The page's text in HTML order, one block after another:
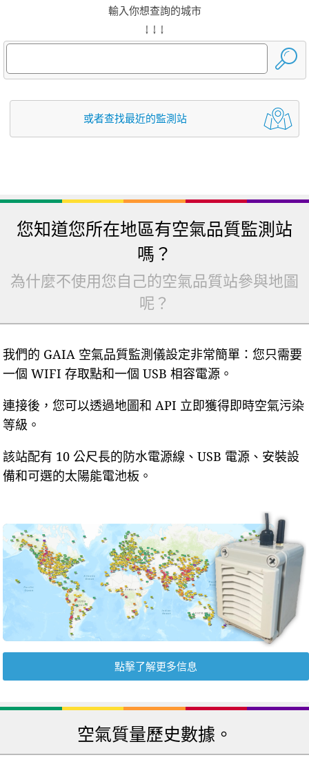
輸入你想查詢的城市
↓ ↓ ↓
或者查找最近的監測站
您知道您所在地區有空氣品質監測站
嗎？
為什麼不使用您自己的空氣品質站參與地圖
呢？
我們的 GAIA 空氣品質監測儀設定非常簡單：您只需要
一個 WIFI 存取點和一個 USB 相容電源。
連接後，您可以透過地圖和 API 立即獲得即時空氣污染
等級。
該站配有 10 公尺長的防水電源線、USB 電源、安裝設
備和可選的太陽能電池板。
點擊了解更多信息
空氣質量歷史數據。